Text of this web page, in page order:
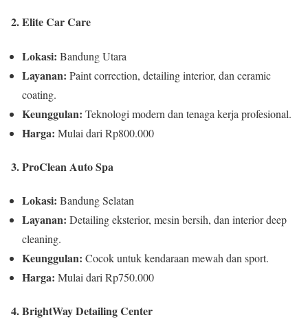
2. Elite Car Care
Lokasi: Bandung Utara
Layanan: Paint correction, detailing interior, dan ceramic
coating.
Keunggulan: Teknologi modern dan tenaga kerja profesional.
Harga: Mulai dari Rp800.000
3. ProClean Auto Spa
Lokasi: Bandung Selatan
Layanan: Detailing eksterior, mesin bersih, dan interior deep
cleaning.
Keunggulan: Cocok untuk kendaraan mewah dan sport.
Harga: Mulai dari Rp750.000
4. BrightWay Detailing Center